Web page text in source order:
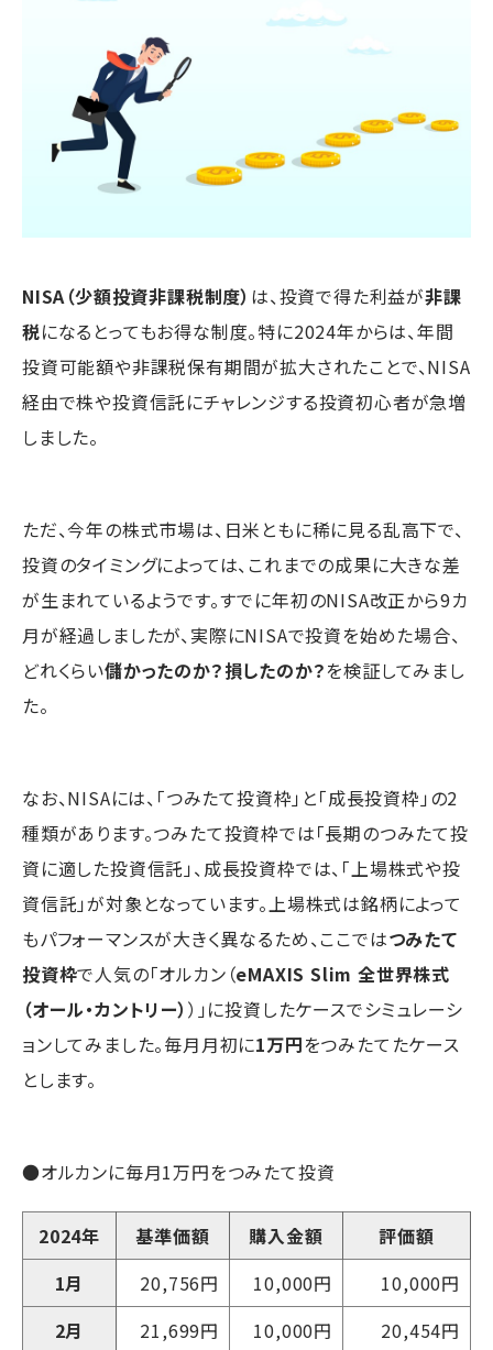
NISA（少額投資非課税制度） は、投資で得た利益が非課
税になるとってもお得な制度。特に2024年からは、年間
投資可能額や非課税保有期間が拡大されたことで、NISA
経由で株や投資信託にチャレンジする投資初心者が急増
しました。
ただ、今年の株式市場は、日米ともに稀に見る乱高下で、
投資のタイミングによっては、これまでの成果に大きな差
が生まれているようです。すでに年初のNISA改正から9カ
月が経過しましたが、実際にNISAで投資を始めた場合、
どれくらい儲かったのか？損したのか？を検証してみまし
た。
なお、NISAには、「つみたて投資枠」と「成長投資枠」の2
種類があります。つみたて投資枠では「長期のつみたて投
資に適した投資信託」、成長投資枠では、「上場株式や投
資信託」が対象となっています。上場株式は銘柄によって
もパフォーマンスが大きく異なるため、ここではつみたて
投資枠で人気の「オルカン（eMAXIS Slim 全世界株式
（オール・カントリー） ）」に投資したケースでシミュレーシ
ョンしてみました。毎月月初に1万円をつみたてたケース
とします。
●オルカンに毎月1万円をつみたて投資
2024年 基準価額 購入金額
評価額
1月
20,756円 10,000円
10,000円
2月
21,699円 10,000円
20,454円